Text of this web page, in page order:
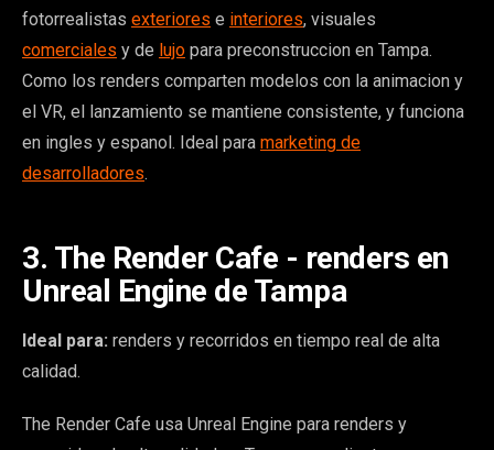
fotorrealistas exteriores e interiores, visuales
comerciales y de lujo para preconstruccion en Tampa.
Como los renders comparten modelos con la animacion y
el VR, el lanzamiento se mantiene consistente, y funciona
en ingles y espanol. Ideal para marketing de
desarrolladores.
3. The Render Cafe - renders en
Unreal Engine de Tampa
Ideal para: renders y recorridos en tiempo real de alta
calidad.
The Render Cafe usa Unreal Engine para renders y